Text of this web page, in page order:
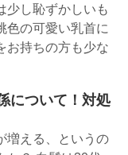
少し恥ずかしいも
色の可愛い乳首に
お持ちの方も少な
について！対処
増える、というの